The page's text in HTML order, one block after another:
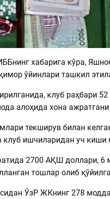
хабарига кўра,
ўйинлари ташкил
клуб раҳбари
алоҳида хона
текширув билан
клуб ишчиларидан уч киши
2700 АҚШ доллари, 6
тошлар олиб
ЎзР ЖКнинг 278